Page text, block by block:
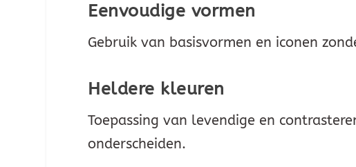
Eenvoudige vormen
Gebruik van basisvormen en iconen
Heldere kleuren
Toepassing van levendige en
onderscheiden.